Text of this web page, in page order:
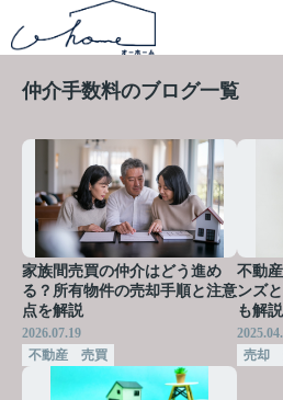
仲介手数料のブログ一覧
家族間売買の仲介はどう進め
る？所有物件の売却手順と注意
点を解説
2026.07.19
不動産 売買
不動
ンズ
も解説
売却